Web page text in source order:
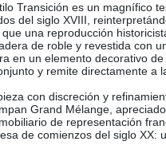
Transición es un
del siglo XVIII,
una reproducción
de roble y revestida
en un elemento decorativo
y remite directamente
con discreción y
Grand Mélange,
de representación
de comienzos del siglo